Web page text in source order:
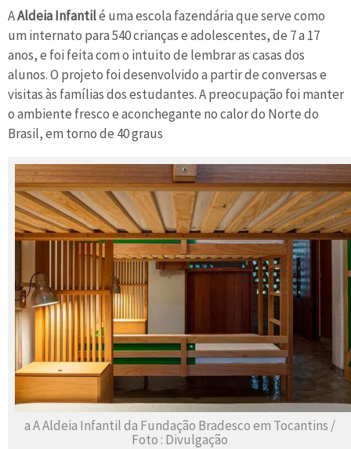
AAldeia Infantilé uma escola fazendária que serve como
um internato para 540 crianças e adolescentes, de 7 a 17
anos, e foi feita com o intuito de lembrar as casas dos
alunos. O projeto foi desenvolvido a partir de conversas e
visitas às famílias dos estudantes. A preocupação foi manter
o ambiente fresco e aconchegante no calor do Norte do
Brasil, em torno de 40 graus
a A Aldeia Infantil da Fundação Bradesco em Tocantins /
Foto : Divulgação